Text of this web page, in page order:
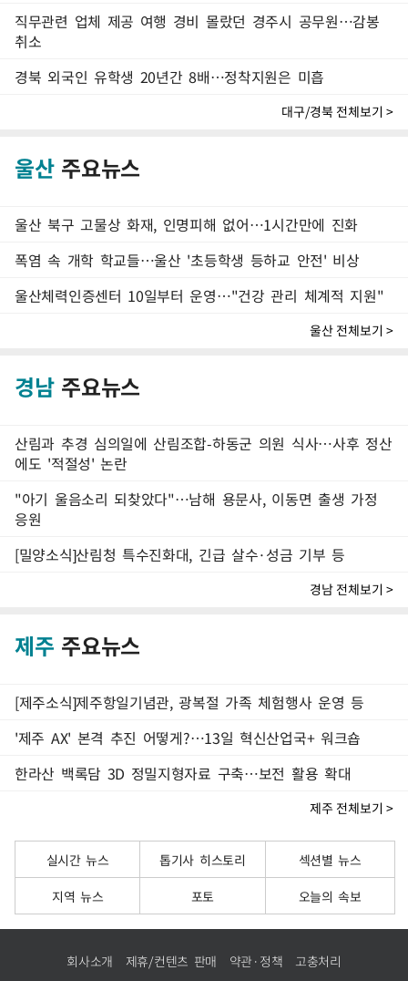
직무관련 업체 제공 여행 경비 몰랐던 경주시 공무원…감봉
취소
경북 외국인 유학생 20년간 8배…정착지원은 미흡
대구/경북 전체보기 >
울산주요뉴스
울산 북구 고물상 화재, 인명피해 없어…1시간만에 진화
폭염 속 개학 학교들…울산 '초등학생 등하교 안전' 비상
울산체력인증센터 10일부터 운영…"건강 관리 체계적 지원"
울산 전체보기 >
경남주요뉴스
산림과 추경 심의일에 산림조합-하동군 의원 식사…사후 정산
에도 '적절성' 논란
"아기 울음소리 되찾았다"…남해 용문사, 이동면 출생 가정
응원
[밀양소식]산림청 특수진화대, 긴급 살수·성금 기부 등
경남 전체보기 >
제주 주요뉴스
[제주소식]제주항일기념관, 광복절 가족 체험행사 운영 등
'제주 AX' 본격 추진 어떻게?…13일 혁신산업국+ 워크숍
한라산 백록담 3D 정밀지형자료 구축…보전 활용 확대
제주 전체보기 >
실시간 뉴스 톱기사 히스토리
섹션별 뉴스
지역 뉴스
포토 오늘의 속보
회사소개 제휴/컨텐츠 판매 약관·정책 고충처리